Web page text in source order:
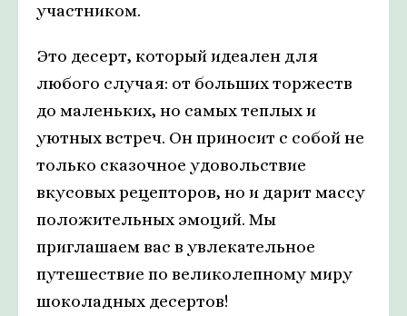
участником.
Это десерт, который идеален для
любого случая: от больших торжеств
до маленьких, но самых теплых и
уютных встреч. Он приносит с собой не
только сказочное удовольствие
вкусовых рецепторов, но и дарит массу
положительных эмоций. Мы
приглашаем вас в увлекательное
путешествие по великолепному миру
шоколадных десертов!